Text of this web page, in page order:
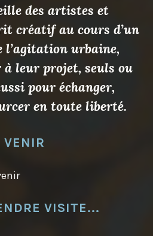
des artistes et
créatif au cours d’un
l’agitation urbaine,
à leur projet, seuls ou
pour échanger,
en toute liberté.
VENIR
VISITE...